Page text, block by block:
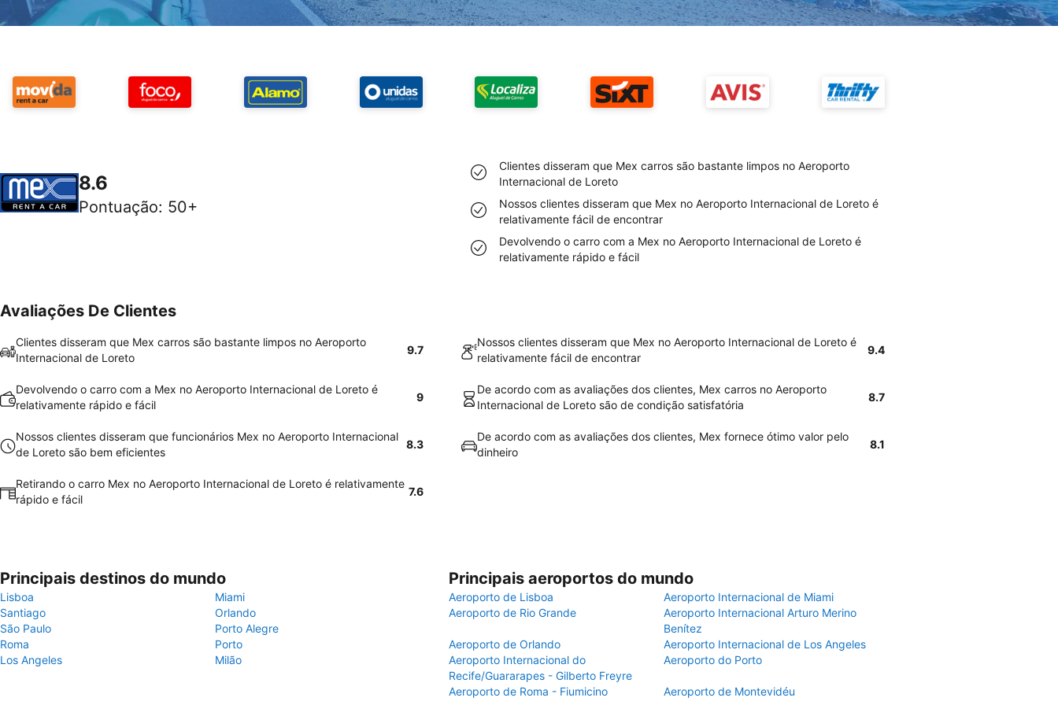
8.6
Pontuação: 50+
Clientes disseram que Mex carros são bastante limpos no Aeroporto
Internacional de Loreto
Nossos clientes disseram que Mex no Aeroporto Internacional de Loreto é
relativamente fácil de encontrar
Devolvendo o carro com a Mex no Aeroporto Internacional de Loreto é
relativamente rápido e fácil
Avaliações De Clientes
Clientes disseram que Mex carros são bastante limpos no Aeroporto
Internacional de Loreto
9.7
Nossos clientes disseram que Mex no Aeroporto Internacional de Loreto é
relativamente fácil de encontrar
9.4
Devolvendo o carro com a Mex no Aeroporto Internacional de Loreto é
relativamente rápido e fácil
9
De acordo com as avaliações dos clientes, Mex carros no Aeroporto
Internacional de Loreto são de condição satisfatória
8.7
Nossos clientes disseram que funcionários Mex no Aeroporto Internacional
de Loreto são bem eficientes
8.3
De acordo com as avaliações dos clientes, Mex fornece ótimo valor pelo
dinheiro
8.1
Retirando o carro Mex no Aeroporto Internacional de Loreto é relativamente
rápido e fácil
7.6
Principais destinos do mundo
Lisboa
Miami
Santiago
Orlando
São Paulo
Porto Alegre
Roma
Porto
Los Angeles
Milão
Principais aeroportos do mundo
Aeroporto de Lisboa
Aeroporto Internacional de Miami
Aeroporto de Rio Grande
Aeroporto Internacional Arturo Merino
Benítez
Aeroporto de Orlando
Aeroporto Internacional de Los Angeles
Aeroporto Internacional do
Recife/Guararapes - Gilberto Freyre
Aeroporto do Porto
Aeroporto de Roma - Fiumicino Aeroporto de Montevidéu